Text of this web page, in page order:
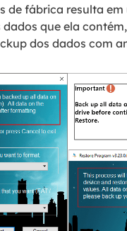
de fábrica resulta em
que ela
dos dados com